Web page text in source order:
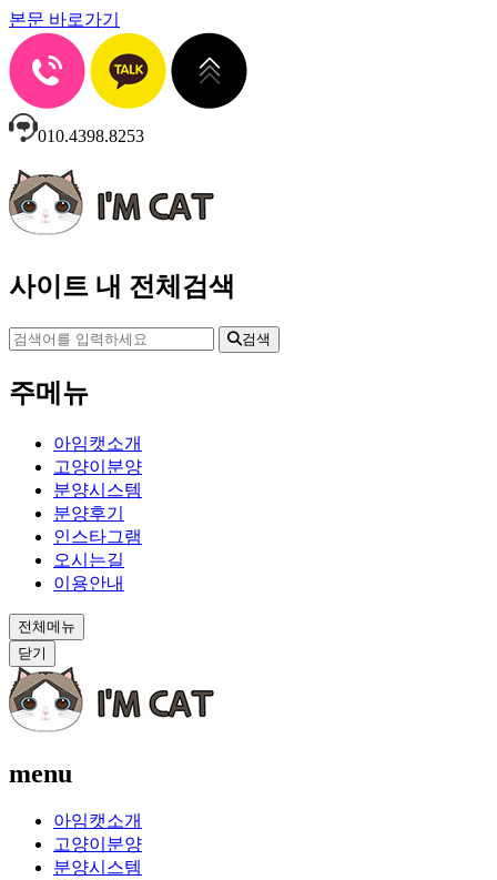
본문 바로가기
010.4398.8253
사이트 내 전체검색
검색
주메뉴
아임캣소개
고양이분양
분양시스템
분양후기
인스타그램
오시는길
이용안내
전체메뉴
닫기
menu
아임캣소개
고양이분양
분양시스템